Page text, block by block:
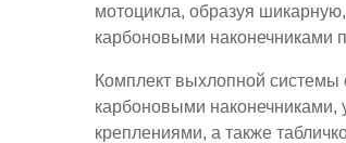
мотоцикла, образуя
карбоновыми наконечниками
Комплект выхлопной системы
карбоновыми
креплениями, а также